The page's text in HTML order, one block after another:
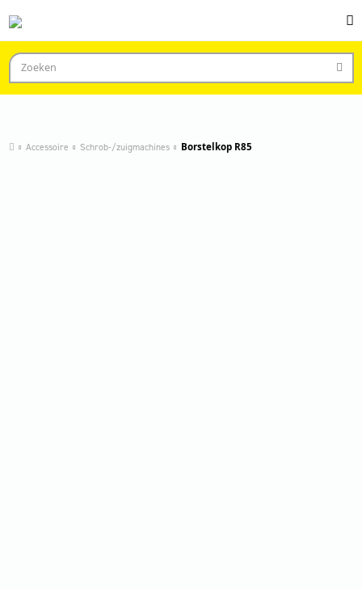
Accessoire Schrob-/zuigmachines Borstelkop R85